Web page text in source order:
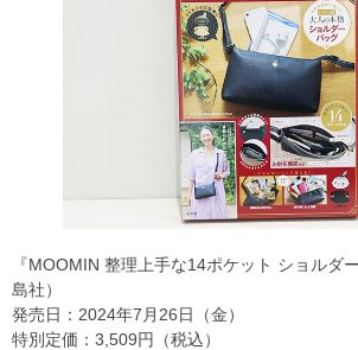
『MOOMIN 整理上手な14ポケット ショルダ
島社）
発売日：2024年7月26日（金）
特別定価：3,509円（税込）